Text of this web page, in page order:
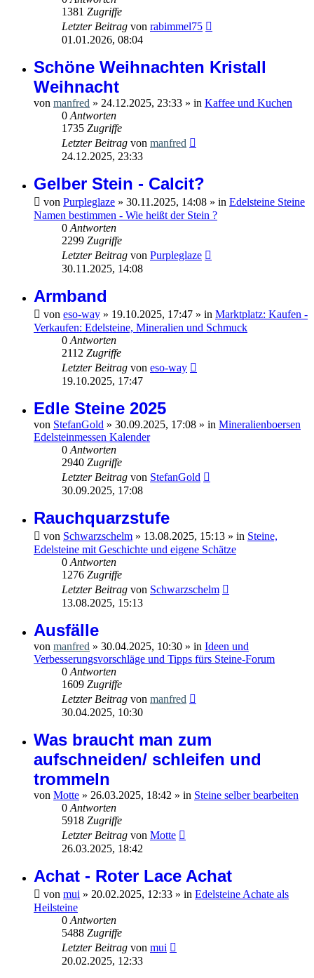
1381 Zugriffe
Letzter Beitrag von rabimmel75
01.01.2026, 08:04
Schöne Weihnachten Kristall
Weihnacht
von manfred » 24.12.2025, 23:33 » in Kaffee und Kuchen
0 Antworten
1735 Zugriffe
Letzter Beitrag von manfred
24.12.2025, 23:33
Gelber Stein - Calcit?
von Purpleglaze » 30.11.2025, 14:08 » in Edelsteine Steine
Namen bestimmen - Wie heißt der Stein ?
0 Antworten
2299 Zugriffe
Letzter Beitrag von Purpleglaze
30.11.2025, 14:08
Armband
von eso-way » 19.10.2025, 17:47 » in Marktplatz: Kaufen -
Verkaufen: Edelsteine, Mineralien und Schmuck
0 Antworten
2112 Zugriffe
Letzter Beitrag von eso-way
19.10.2025, 17:47
Edle Steine 2025
von StefanGold » 30.09.2025, 17:08 » in Mineralienboersen
Edelsteinmessen Kalender
0 Antworten
2940 Zugriffe
Letzter Beitrag von StefanGold
30.09.2025, 17:08
Rauchquarzstufe
von Schwarzschelm » 13.08.2025, 15:13 » in Steine,
Edelsteine mit Geschichte und eigene Schätze
0 Antworten
1276 Zugriffe
Letzter Beitrag von Schwarzschelm
13.08.2025, 15:13
Ausfälle
von manfred » 30.04.2025, 10:30 » in Ideen und
Verbesserungsvorschläge und Tipps fürs Steine-Forum
0 Antworten
1609 Zugriffe
Letzter Beitrag von manfred
30.04.2025, 10:30
Was braucht man zum
aufschneiden/ schleifen und
trommeln
von Motte » 26.03.2025, 18:42 » in Steine selber bearbeiten
0 Antworten
5918 Zugriffe
Letzter Beitrag von Motte
26.03.2025, 18:42
Achat - Roter Lace Achat
von mui » 20.02.2025, 12:33 » in Edelsteine Achate als
Heilsteine
0 Antworten
5488 Zugriffe
Letzter Beitrag von mui
20.02.2025, 12:33